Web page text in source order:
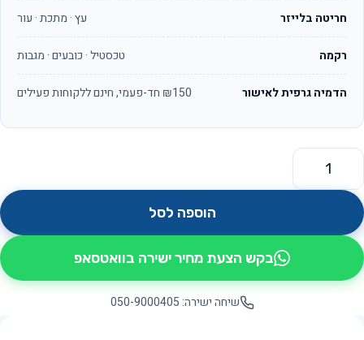
חריטה בלייזר עץ · מתכת · עור
רקמה טכסטיל · כובעים · מגבות
הדמיה גרפית לאישור ₪150 חד-פעמי, חינם ללקוחות פעילים
כמות של מגן דוד OS1161
הוספה לסל
בקש הצעת מחיר ישירה בוואטסאפ
שיחה ישירה: 050-9000405